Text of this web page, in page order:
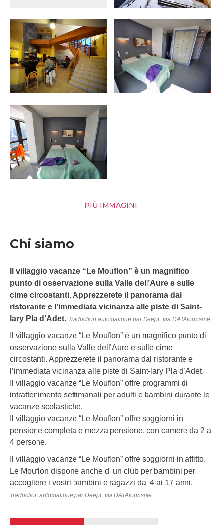
PIÙ IMMAGINI
Chi siamo
Il villaggio vacanze “Le Mouflon” è un magnifico
punto di osservazione sulla Valle dell’Aure e sulle
cime circostanti. Apprezzerete il panorama dal
ristorante e l’immediata vicinanza alle piste di Saint-
lary Pla d’Adet. Traduction automatique par DeepL via DATAtourisme
Il villaggio vacanze “Le Mouflon” è un magnifico punto di
osservazione sulla Valle dell’Aure e sulle cime
circostanti. Apprezzerete il panorama dal ristorante e
l’immediata vicinanza alle piste di Saint-lary Pla d’Adet.
Il villaggio vacanze “Le Mouflon” offre programmi di
intrattenimento settimanali per adulti e bambini durante le
vacanze scolastiche.
Il villaggio vacanze “Le Mouflon” offre soggiorni in
pensione completa e mezza pensione, con camere da 2 a
4 persone.
Il villaggio vacanze “Le Mouflon” offre soggiorni in affitto.
Le Mouflon dispone anche di un club per bambini per
accogliere i vostri bambini e ragazzi dai 4 ai 17 anni.
Traduction automatique par DeepL via DATAtourisme